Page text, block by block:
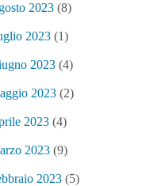
2023 (8)
2023 (1)
2023 (4)
2023 (2)
2023 (4)
2023 (9)
2023 (5)